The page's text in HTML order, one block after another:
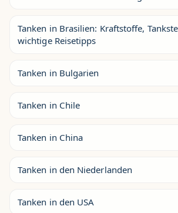
Tanken in Brasilien: Kraftstoffe,
wichtige Reisetipps
Tanken in Bulgarien
Tanken in Chile
Tanken in China
Tanken in den Niederlanden
Tanken in den USA